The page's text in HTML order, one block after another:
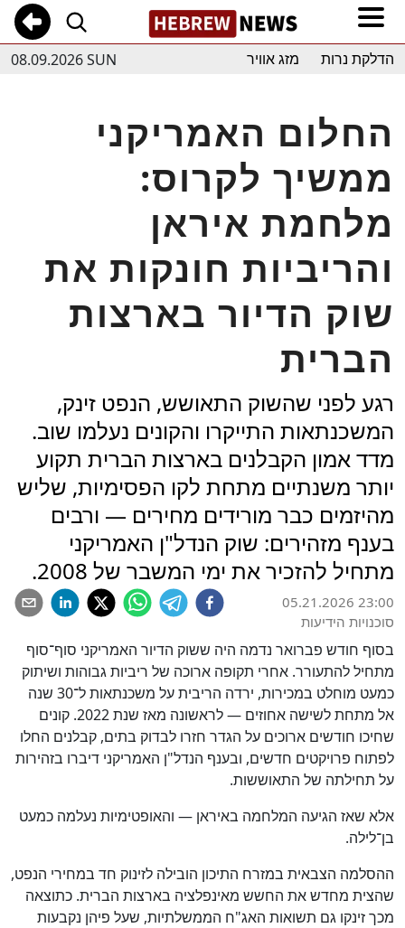
08.09.2026 SUN הדלקת נרות מזג אוויר
החלום האמריקני
ממשיך לקרוס:
מלחמת איראן
והריביות חונקות את
שוק הדיור בארצות
הברית
רגע לפני שהשוק התאושש, הנפט זינק,
המשכנתאות התייקרו והקונים נעלמו שוב.
מדד אמון הקבלנים בארצות הברית תקוע
יותר משנתיים מתחת לקו הפסימיות, שליש
מהיזמים כבר מורידים מחירים — ורבים
בענף מזהירים: שוק הנדל"ן האמריקני
מתחיל להזכיר את ימי המשבר של 2008.
05.21.2026 23:00
סוכנויות הידיעות
בסוף חודש פברואר נדמה היה ששוק הדיור האמריקני סוף־סוף
מתחיל להתעורר. אחרי תקופה ארוכה של ריביות גבוהות ושיתוק
כמעט מוחלט במכירות, ירדה הריבית על משכנתאות ל־30 שנה
אל מתחת לשישה אחוזים — לראשונה מאז שנת 2022. קונים
שחיכו חודשים ארוכים על הגדר חזרו לבדוק בתים, קבלנים החלו
לפתוח פרויקטים חדשים, ובענף הנדל"ן האמריקני דיברו בזהירות
על תחילתה של התאוששות.
אלא שאז הגיעה המלחמה באיראן — והאופטימיות נעלמה כמעט
בן־לילה.
ההסלמה הצבאית במזרח התיכון הובילה לזינוק חד במחירי הנפט,
שהצית מחדש את החשש מאינפלציה בארצות הברית. כתוצאה
מכך זינקו גם תשואות האג"ח הממשלתיות, שעל פיהן נקבעות